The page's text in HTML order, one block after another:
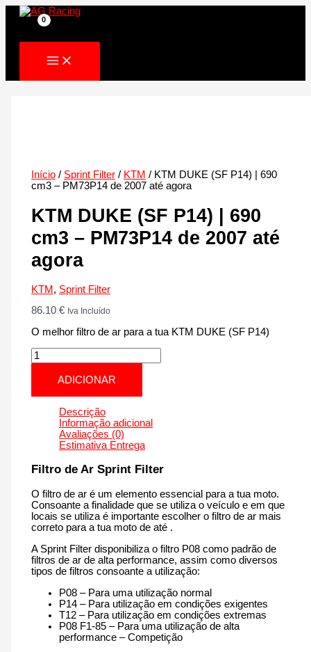
Skip
Início / Sprint Filter / KTM / KTM DUKE (SF P14) | 690
cm3 – PM73P14 de 2007 até agora
KTM DUKE (SF P14) | 690
cm3 – PM73P14 de 2007 até
agora
KTM , Sprint Filter
86.10€ Iva Incluído
O melhor filtro de ar para a tua KTM DUKE (SF P14)
Quantidade
de
DUKE
(SF
PM73P14
de
até
agora
ADICIONAR
Descrição
Informação adicional
Avaliações (0)
Estimativa Entrega
Filtro de Ar Sprint Filter
O filtro de ar é um elemento essencial para a tua moto.
Consoante a finalidade que se utiliza o veículo e em que
locais se utiliza é importante escolher o filtro de ar mais
correto para a tua moto de até .
A Sprint Filter disponibiliza o filtro P08 como padrão de
filtros de ar de alta performance, assim como diversos
tipos de filtros consoante a utilização:
P08 – Para uma utilização normal
P14 – Para utilização em condições exigentes
T12 – Para utilização em condições extremas
P08 F1-85 – Para uma utilização de alta
performance – Competição